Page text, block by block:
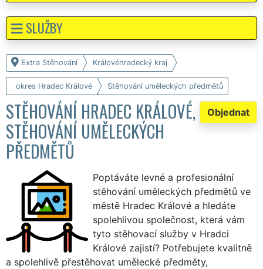
Extra Stěhování Královéhradecký kraj
okres Hradec Králové Stěhování uměleckých předmětů
Objednat
STĚHOVÁNÍ HRADEC KRÁLOVÉ,
STĚHOVÁNÍ UMĚLECKÝCH
PŘEDMĚTŮ
Poptáváte levné a profesionální
stěhování uměleckých předmětů ve
městě Hradec Králové a hledáte
spolehlivou společnost, která vám
tyto stěhovací služby v Hradci
Králové zajistí? Potřebujete kvalitně
a spolehlivě přestěhovat umělecké předměty,
SLUŽBY